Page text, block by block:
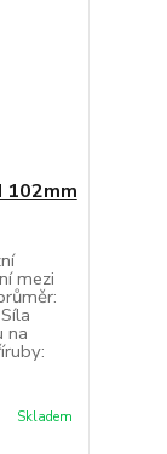
102mm
mezi
na
Skladem